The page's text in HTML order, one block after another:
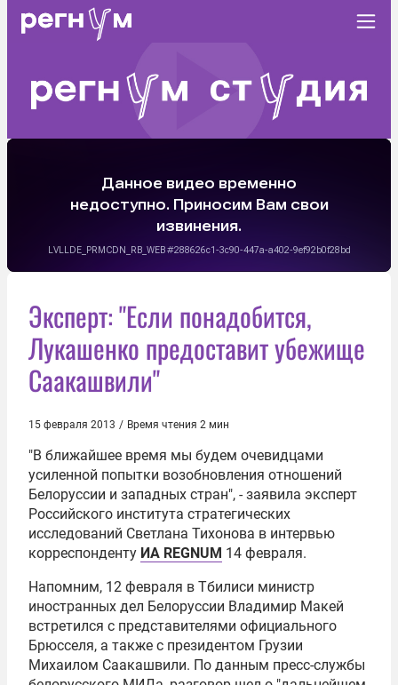
Эксперт: "Если понадобится,
Лукашенко предоставит убежище
Саакашвили"
15 февраля 2013 / Время чтения 2 мин
"В ближайшее время мы будем очевидцами
усиленной попытки возобновления отношений
Белоруссии и западных стран", - заявила эксперт
Российского института стратегических
исследований Светлана Тихонова в интервью
корреспонденту ИА REGNUM 14 февраля.
Напомним, 12 февраля в Тбилиси министр
иностранных дел Белоруссии Владимир Макей
встретился с представителями официального
Брюсселя, а также с президентом Грузии
Михаилом Саакашвили. По данным пресс-службы